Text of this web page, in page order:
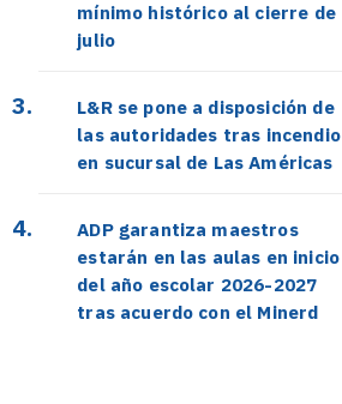
mínimo histórico al cierre de
julio
L&R se pone a disposición de
las autoridades tras incendio
en sucursal de Las Américas
ADP garantiza maestros
estarán en las aulas en inicio
del año escolar 2026-2027
tras acuerdo con el Minerd